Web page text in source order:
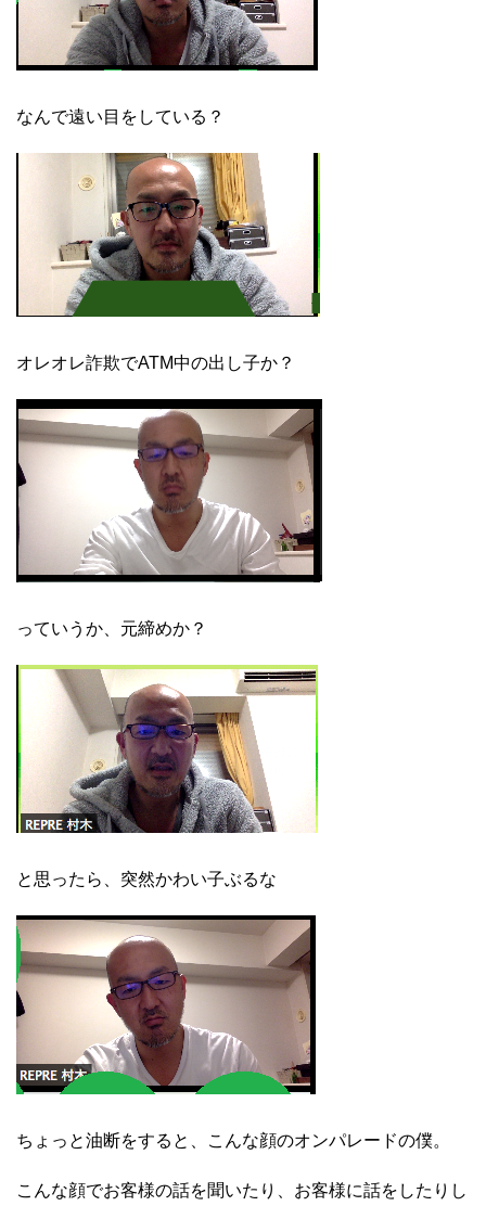
なんで遠い目をしている？
オレオレ詐欺でATM中の出し子か？
っていうか、元締めか？
と思ったら、突然かわい子ぶるな
ちょっと油断をすると、こんな顔のオンパレードの僕。
こんな顔でお客様の話を聞いたり、お客様に話をしたりし